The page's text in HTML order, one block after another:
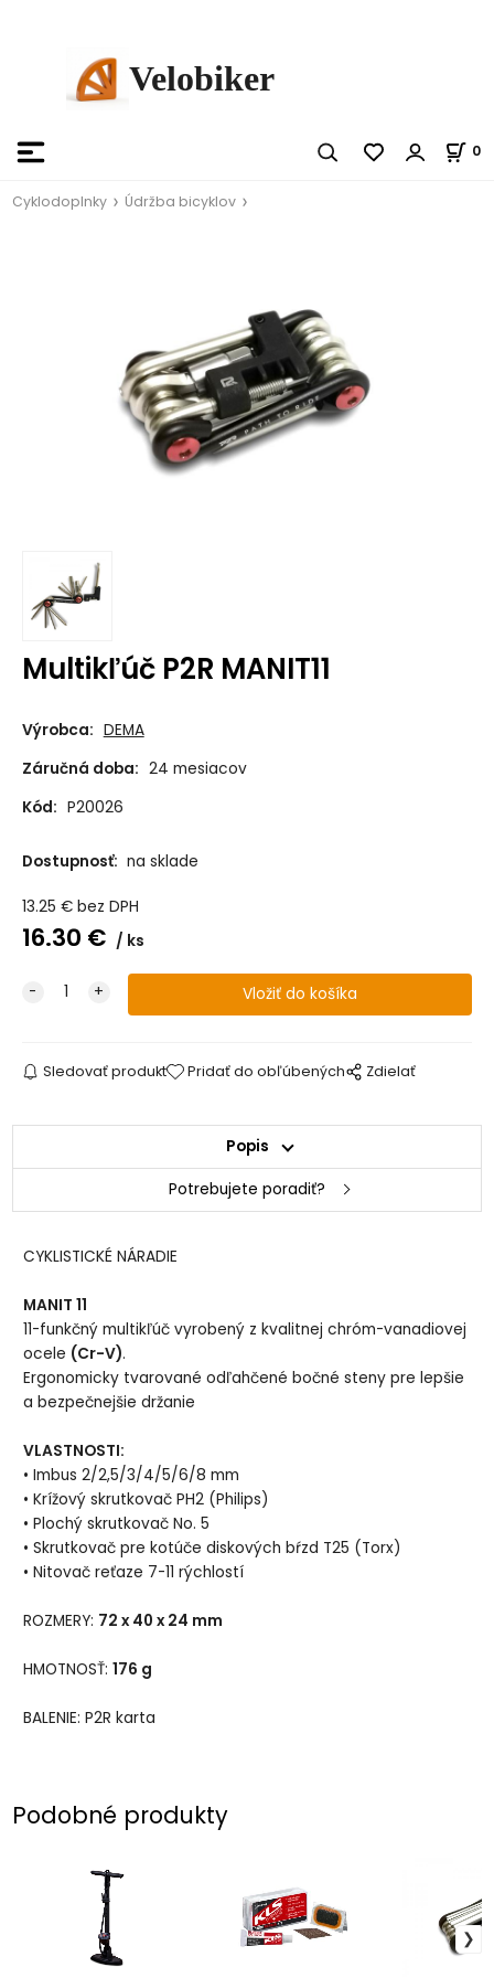
Velobiker
0
Cyklodoplnky Údržba bicyklov
Multikľúč P2R MANIT11
Výrobca: DEMA
Záručná doba: 24 mesiacov
Kód: P20026
Dostupnosť: na sklade
13.25 € bez DPH
16.30 € ks
Sledovať produkt Pridať do obľúbených Zdielať
Popis
Potrebujete poradiť?
CYKLISTICKÉ NÁRADIE
MANIT 11
11-funkčný multikľúč vyrobený z kvalitnej chróm-vanadiovej
ocele (Cr-V).
Ergonomicky tvarované odľahčené bočné steny pre lepšie
a bezpečnejšie držanie
VLASTNOSTI:
• Imbus 2/2,5/3/4/5/6/8 mm
• Krížový skrutkovač PH2 (Philips)
• Plochý skrutkovač No. 5
• Skrutkovač pre kotúče diskových bŕzd T25 (Torx)
• Nitovač reťaze 7-11 rýchlostí
ROZMERY: 72 x 40 x 24 mm
HMOTNOSŤ:176 g
BALENIE: P2R karta
Podobné produkty